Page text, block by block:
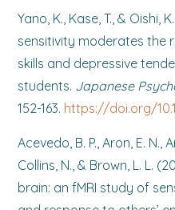
Yano, K., Kase, T., & Oishi,
sensitivity moderates the
skills and depressive
students. Japanese
152-163. https://doi.org/
Acevedo, B. P., Aron, E. N.,
Collins, N., & Brown, L. L.
brain: an fMRI study of